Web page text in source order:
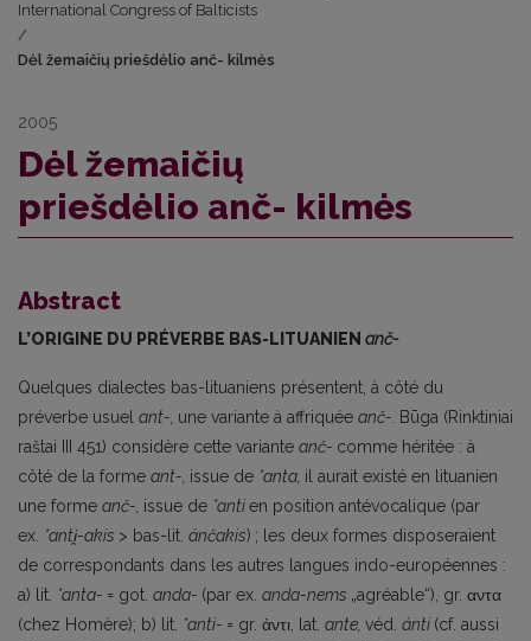
International Congress of Balticists
/
Dėl žemaičių priešdėlio anč- kilmės
2005
Dėl žemaičių
priešdėlio anč- kilmės
Abstract
L’ORIGINE DU PRÉVERBE BAS-LITUANIEN anč-
Quelques dialectes bas-lituaniens présentent, à côté du
préverbe usuel ant-, une variante à affriquée anč-. Būga (Rinktiniai
raštai III 451) considère cette variante anč- comme héritée : à
côté de la forme ant-, issue de *anta, il aurait existé en lituanien
une forme anč-, issue de *antien position antévocalique (par
ex. *anti̯-akis > bas-lit. ánčakis) ; les deux formes disposeraient
de correspondants dans les autres langues indo-européennes :
a) lit. *anta- = got. anda- (par ex. anda-nems „agréable“), gr. αντα
(chez Homère); b) lit. *anti- = gr. ἀντι, lat. ante, véd. ánti (cf. aussi